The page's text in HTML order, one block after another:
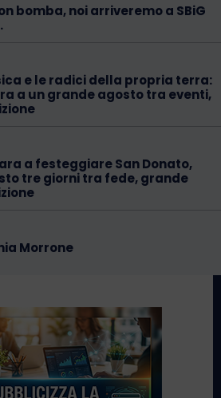
bomba, noi arriveremo a SBiG
e le radici della propria terra:
a un grande agosto tra eventi,
a festeggiare San Donato,
tre giorni tra fede, grande
Morrone